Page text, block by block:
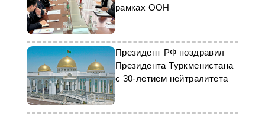
рамках ООН
Президент РФ поздравил
Президента Туркменистана
с 30-летием нейтралитета